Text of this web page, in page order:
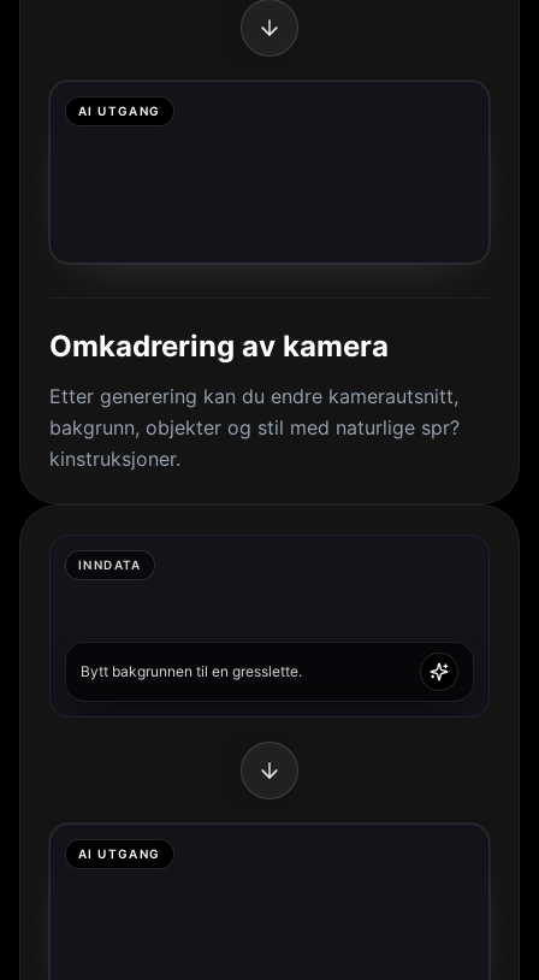
AI UTGANG
Omkadrering av kamera
Etter generering kan du endre kamerautsnitt,
bakgrunn, objekter og stil med naturlige spr?
kinstruksjoner.
INNDATA
Bytt bakgrunnen til en gresslette.
AI UTGANG